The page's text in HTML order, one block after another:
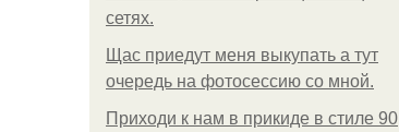
сетях.
Щас приедут меня выкупать а тут
очередь на фотосессию со мной.
Приходи к нам в прикиде в стиле 90